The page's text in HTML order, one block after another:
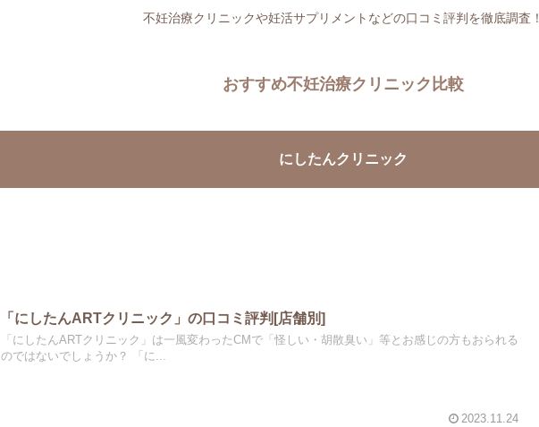
不妊治療クリニックや妊活サプリメントなどの口コミ評判を徹底調査！
おすすめ不妊治療クリニック比較
にしたんクリニック
「にしたんARTクリニック」の口コミ評判[店舗別]
「にしたんARTクリニック」は一風変わったCMで「怪しい・胡散臭い」等とお感じの方もおられる
のではないでしょうか？ 「に...
2023.11.24